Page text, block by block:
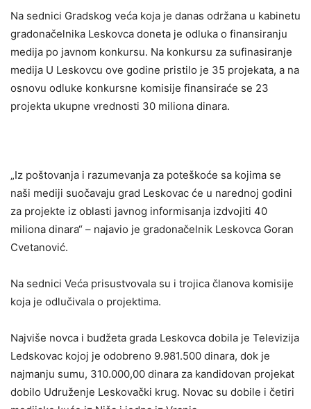
Na sednici Gradskog veća koja je danas održana u kabinetu
gradonačelnika Leskovca doneta je odluka o finansiranju
medija po javnom konkursu. Na konkursu za sufinasiranje
medija U Leskovcu ove godine pristilo je 35 projekata, a na
osnovu odluke konkursne komisije finansiraće se 23
projekta ukupne vrednosti 30 miliona dinara.
„Iz poštovanja i razumevanja za poteškoće sa kojima se
naši mediji suočavaju grad Leskovac će u narednoj godini
za projekte iz oblasti javnog informisanja izdvojiti 40
miliona dinara“ – najavio je gradonačelnik Leskovca Goran
Cvetanović.
Na sednici Veća prisustvovala su i trojica članova komisije
koja je odlučivala o projektima.
Najviše novca i budžeta grada Leskovca dobila je Televizija
Ledskovac kojoj je odobreno 9.981.500 dinara, dok je
najmanju sumu, 310.000,00 dinara za kandidovan projekat
dobilo Udruženje Leskovački krug. Novac su dobile i četiri